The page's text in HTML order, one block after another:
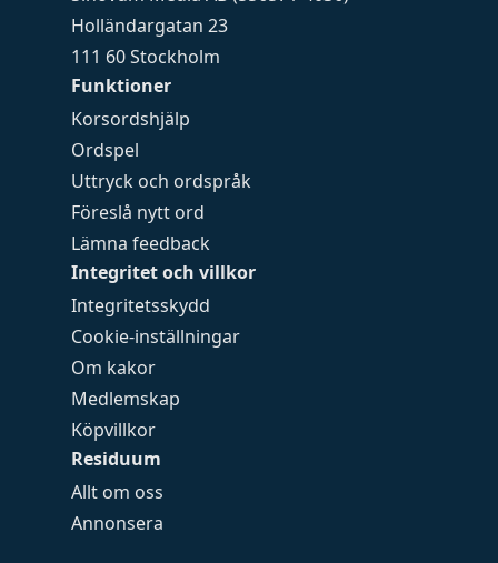
Funktioner
Korsordshjälp
Ordspel
Uttryck och ordspråk
Föreslå nytt ord
Lämna feedback
Integritet och villkor
Integritetsskydd
Cookie-inställningar
Om kakor
Medlemskap
Köpvillkor
Residuum
Allt om oss
Annonsera
Holländargatan 23
111 60 Stockholm